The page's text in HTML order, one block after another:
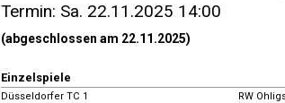
Termin: Sa. 22.11.2025 14:00
(abgeschlossen am 22.11.2025)
Einzelspiele
Düsseldorfer TC 1 RW